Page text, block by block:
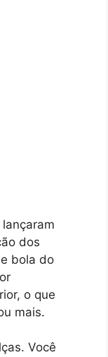
dos
bola do
o que
mais.
Você